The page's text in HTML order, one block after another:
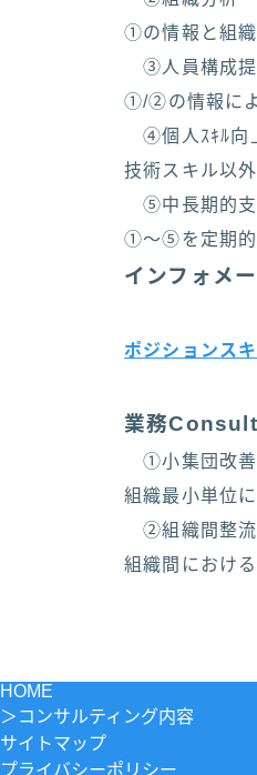
①の情報と組織
③人員構成提
①/②の情報によ
④個人ｽｷﾙ向
技術スキル以
⑤中長期的支
①～⑤を定期的
インフォメ
ポジションス
業務
①小集団改善
組織最小単位
②組織間整流
組織間における
HOME
＞ コンサルティング内容
サイトマップ
プライバシーポリシー